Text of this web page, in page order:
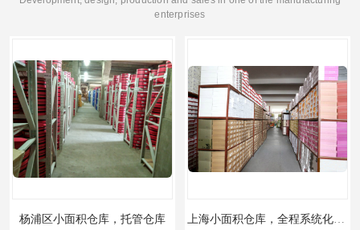
enterprises
杨浦区小面积仓库，托管仓库